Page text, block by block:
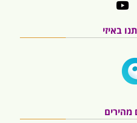
באיזי
מהירים